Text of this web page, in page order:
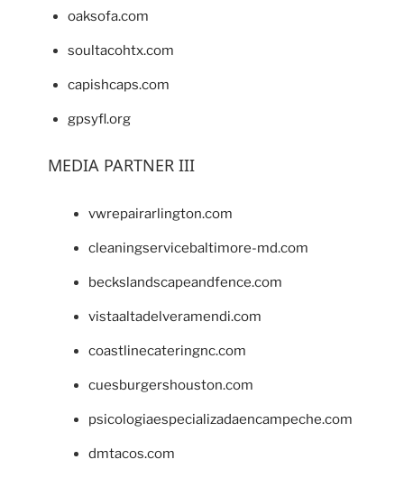
oaksofa.com
soultacohtx.com
capishcaps.com
gpsyfl.org
MEDIA PARTNER III
vwrepairarlington.com
cleaningservicebaltimore-md.com
beckslandscapeandfence.com
vistaaltadelveramendi.com
coastlinecateringnc.com
cuesburgershouston.com
psicologiaespecializadaencampeche.com
dmtacos.com